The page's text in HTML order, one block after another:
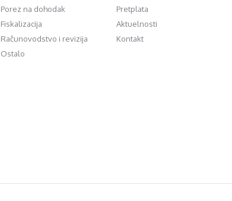
Porez na dohodak
Fiskalizacija
Računovodstvo i revizija
Ostalo
Pretplata
Aktuelnosti
Kontakt